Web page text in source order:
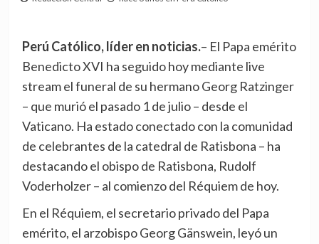
Perú Católico, líder en noticias.– El Papa emérito
Benedicto XVI ha seguido hoy mediante live
stream el funeral de su hermano Georg Ratzinger
– que murió el pasado 1 de julio – desde el
Vaticano. Ha estado conectado con la comunidad
de celebrantes de la catedral de Ratisbona – ha
destacando el obispo de Ratisbona, Rudolf
Voderholzer – al comienzo del Réquiem de hoy.
En el Réquiem, el secretario privado del Papa
emérito, el arzobispo Georg Gänswein, leyó un